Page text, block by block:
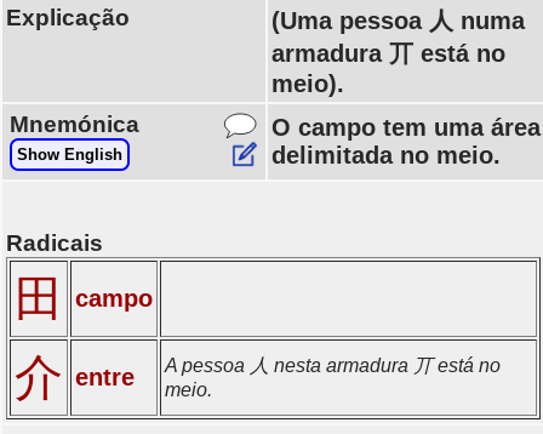
Explicação
(Uma pessoa 人 numa
armadura 丌 está no
meio).
Mnemónica
Show English
O campo tem uma área
delimitada no meio.
Radicais
田 campo
介 entre
A pessoa 人 nesta armadura 丌 está no
meio.